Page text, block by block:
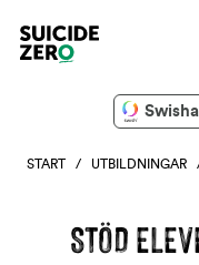
START / UTBILDNINGAR
STÖD